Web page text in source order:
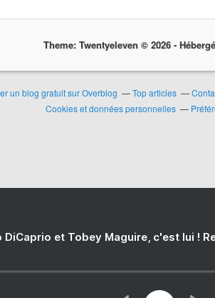
Theme: Twentyeleven © 2026 -
un blog gratuit sur Overblog Top articles
Cookies et données personnelles
DiCaprio et Tobey Maguire, c'est lui !